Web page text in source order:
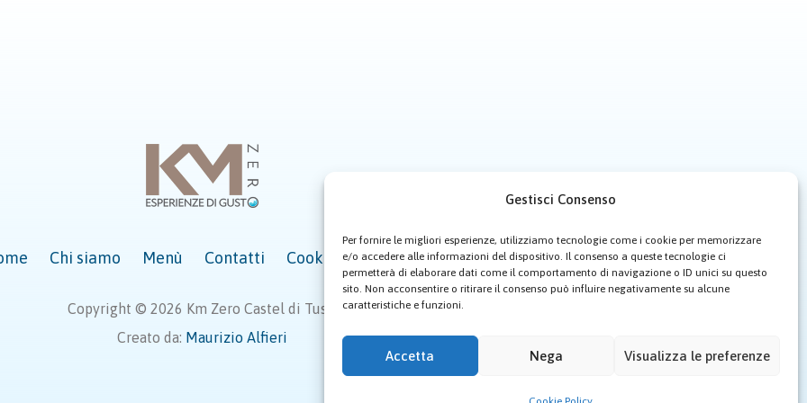
Gestisci Consenso
Per fornire le migliori esperienze, utilizziamo tecnologie come i cookie per memorizzare
e/o accedere alle informazioni del dispositivo. Il consenso a queste tecnologie ci
permetterà di elaborare dati come il comportamento di navigazione o ID unici su questo
sito. Non acconsentire o ritirare il consenso può influire negativamente su alcune
caratteristiche e funzioni.
Accetta Nega Visualizza le preferenze
Chi siamo Menù Contatti Cookie Policy (UE)
Copyright © 2026 Km Zero Castel di Tusa.
Creato da: Maurizio Alfieri